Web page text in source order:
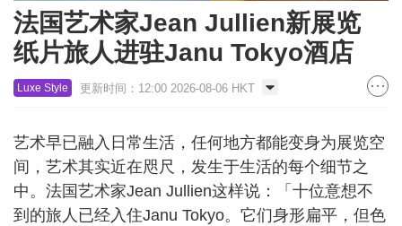
法国艺术家Jean Jullien新展览
纸片旅人进驻Janu Tokyo酒店
Luxe Style 更新时间：12:00 2026-08-06 HKT
艺术早已融入日常生活，任何地方都能变身为展览空
间，艺术其实近在咫尺，发生于生活的每个细节之
中。法国艺术家Jean Jullien这样说：「十位意想不
到的旅人已经入住Janu Tokyo。它们身形扁平，但色